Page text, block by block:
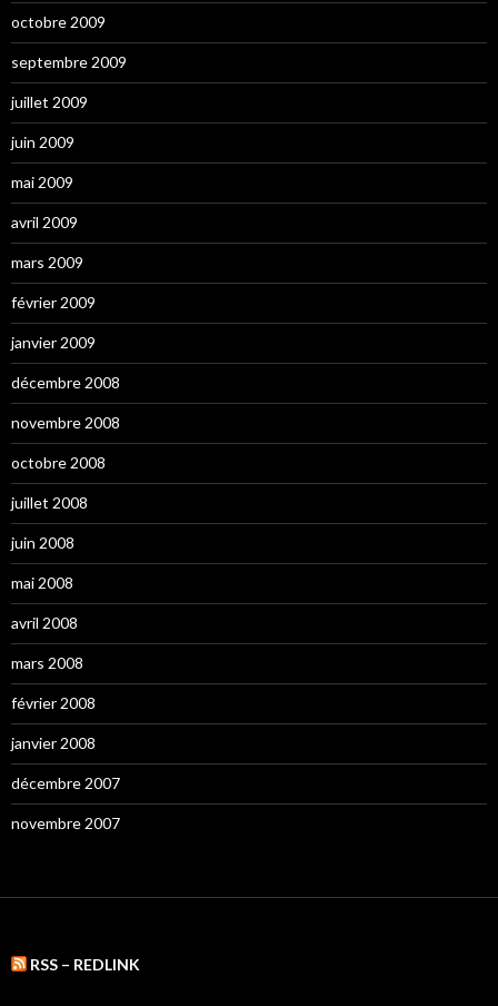
octobre 2009
septembre 2009
juillet 2009
juin 2009
mai 2009
avril 2009
mars 2009
février 2009
janvier 2009
décembre 2008
novembre 2008
octobre 2008
juillet 2008
juin 2008
mai 2008
avril 2008
mars 2008
février 2008
janvier 2008
décembre 2007
novembre 2007
RSS – REDLINK